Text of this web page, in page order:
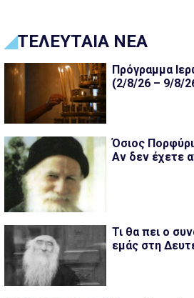
ΤΕΛΕΥΤΑΙΑ ΝΕΑ
Πρόγραμμα
(2/8/26 – 9/8/
Όσιος
Αν δεν έχετε
Τι θα πει ο
εμάς στη